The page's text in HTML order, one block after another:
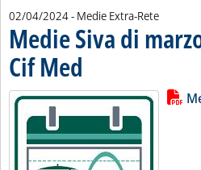
02/04/2024- Medie Extra-Rete
Medie Siva di
Cif Med
Lista allegati PDF alla